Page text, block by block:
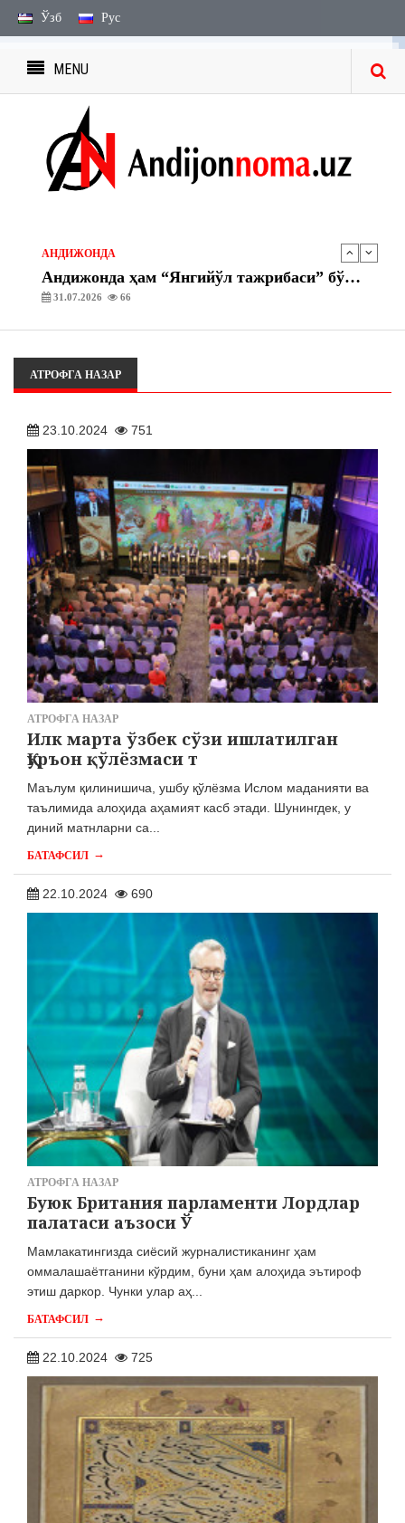
Ўзб Рус
MENU
ЭЪЛОН ВА БИЛДИРУВЛАР
МЕРОС БИЛДИРУВЛАРИ
27.07.2026 2238
ЭЪЛОН ВА БИЛДИРУВЛАР
АНДИЖОНДА
Андижонда ҳам “Янгийўл тажрибаси” бўйича амалий ишлар бошланди
31.07.2026 66
30.07.2026 69
ЭЪЛОН ВА БИЛДИРУВЛАР
27.07.2026 2238
МЕРОС ИШИ БЎЙИЧА ЭЪЛОН
03.08.2026 1746
АТРОФГА НАЗАР
23.10.2024 751
АТРОФГА НАЗАР
Илк марта ўзбек сўзи ишлатилган
Қуръон қўлёзмаси т
Маълум қилинишича, ушбу қўлёзма Ислом маданияти ва
таълимида алоҳида аҳамият касб этади. Шунингдек, у
диний матнларни са...
БАТАФСИЛ →
22.10.2024 690
АТРОФГА НАЗАР
Буюк Британия парламенти Лордлар
палатаси аъзоси Ў
Мамлакатингизда сиёсий журналистиканинг ҳам
оммалашаётганини кўрдим, буни ҳам алоҳида эътироф
этиш даркор. Чунки улар аҳ...
БАТАФСИЛ →
22.10.2024 725